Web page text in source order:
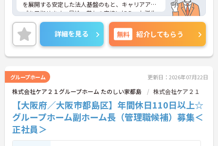
を展開する安定した法人基盤のもと、キャリアアッ
プを目指せます。昇給・賞与の実績に加え、お誕生
日プレゼントや各種割引が利用できる組合制度な
ど、手厚い福利厚生も魅力。定年制を撤廃している
ため、腰を据えて長くご活躍いただけます。これま
での経験を活かして施設運営や人材育成に挑戦した
い方、チームで何かを創り上げるのが好きな方にお
すので、お気軽にお問い合わせください。
詳細を見る 無料 紹介してもらう
グループホーム 更新日：2026年07月22日
株式会社ケア２１グループホーム たのしい家都島 株式会社ケア２１
【大阪府／大阪市都島区】年間休日110日以上☆
グループホーム副ホーム長（管理職候補）募集＜
正社員＞